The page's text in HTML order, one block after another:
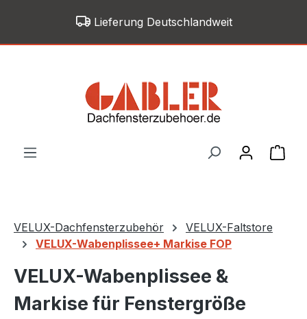
Zum Hauptinhalt springenLieferung Deutschlandweit
VELUX-Dachfensterzubehör
VELUX-Faltstore
VELUX-Wabenplissee+ Markise FOP
VELUX-Wabenplissee &
Markise für Fenstergröße